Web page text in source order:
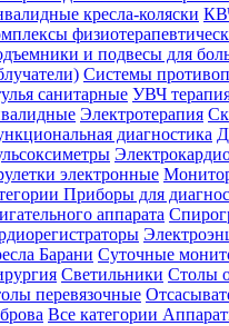
кресла-коляски
и подвесы для
Системы
санитарные УВЧ
Электротерапия
диагностика
электронные
Приборы для
аппарата
Барани Суточные
Светильники Столы
перевязочные
Все категории